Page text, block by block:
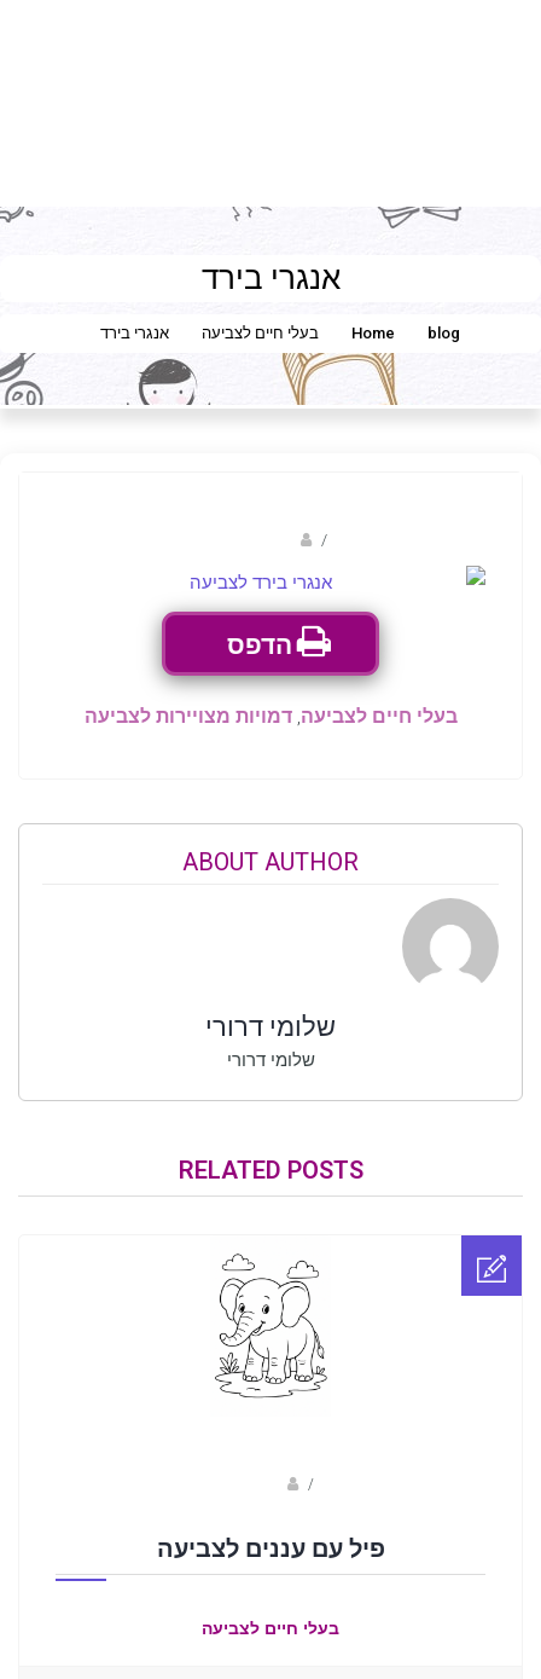
אנגרי בירד
Home blog בעלי חיים לצביעה אנגרי בירד
/
הדפס
בעלי חיים לצביעה,דמויות מצויירות לצביעה
ABOUT AUTHOR
שלומי דרורי
שלומי דרורי
RELATED POSTS
/
פיל עם עננים לצביעה
בעלי חיים לצביעה